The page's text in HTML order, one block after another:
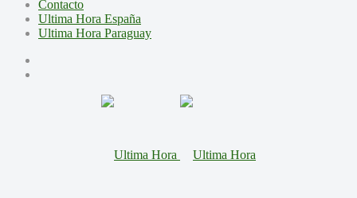
Contacto
Ultima Hora España
Ultima Hora Paraguay